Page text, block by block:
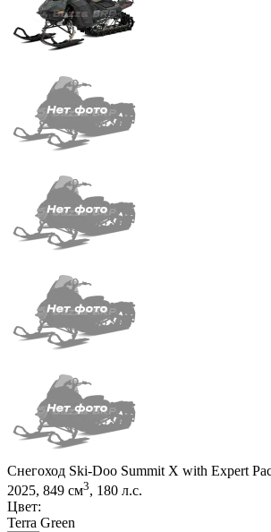
Снегоход Ski-Doo Summit X with Expert
2025, 849 см3, 180 л.с.
Цвет:
Terra Green